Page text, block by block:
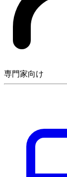
専門家向け